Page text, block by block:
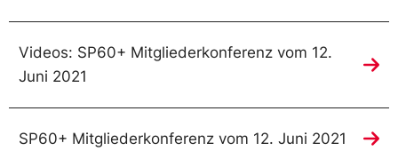
Videos: SP60+ Mitgliederkonferenz vom 12.
Juni 2021
SP60+ Mitgliederkonferenz vom 12. Juni 2021